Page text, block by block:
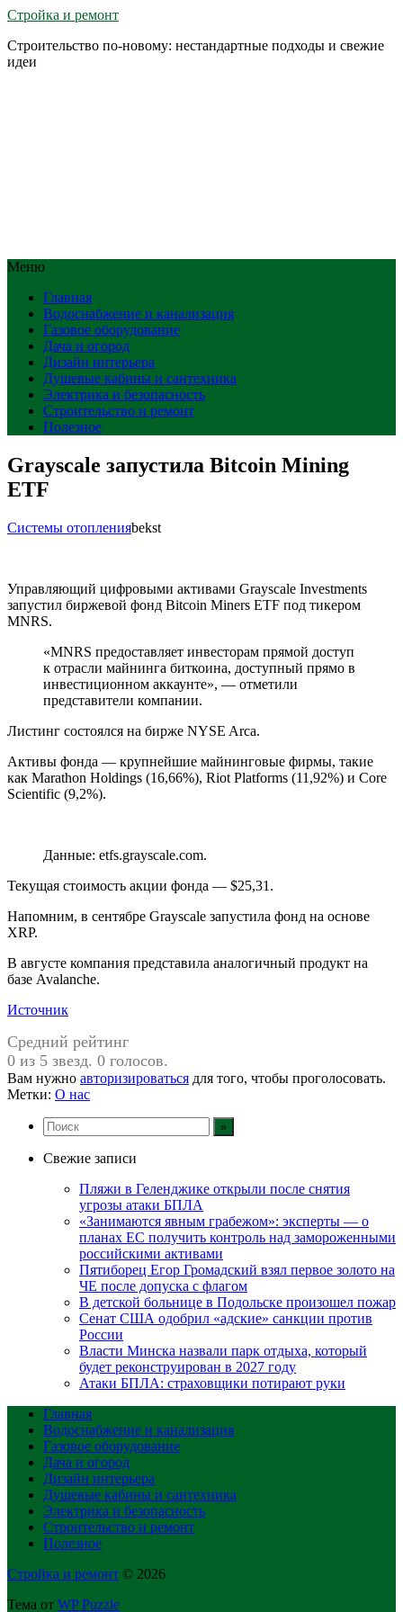
Стройка и ремонт
Строительство по-новому: нестандартные подходы и свежие
идеи
Меню
Главная
Водоснабжение и канализация
Газовое оборудование
Дача и огород
Дизайн интерьера
Душевые кабины и сантехника
Электрика и безопасность
Строительство и ремонт
Полезное
Grayscale запустила Bitcoin Mining
ETF
Системы отопленияbekst
Управляющий цифровыми активами Grayscale Investments
запустил биржевой фонд Bitcoin Miners ETF под тикером
MNRS.
«MNRS предоставляет инвесторам прямой доступ
к отрасли майнинга биткоина, доступный прямо в
инвестиционном аккаунте», — отметили
представители компании.
Листинг состоялся на бирже NYSE Arca.
Активы фонда — крупнейшие майнинговые фирмы, такие
как Marathon Holdings (16,66%), Riot Platforms (11,92%) и Core
Scientific (9,2%).
Данные: etfs.grayscale.com.
Текущая стоимость акции фонда — $25,31.
Напомним, в сентябре Grayscale запустила фонд на основе
XRP.
В августе компания представила аналогичный продукт на
базе Avalanche.
Источник
Средний рейтинг
0 из 5 звезд. 0 голосов.
Вам нужно авторизироваться для того, чтобы проголосовать.
Метки: О нас
Свежие записи
Пляжи в Геленджике открыли после снятия
угрозы атаки БПЛА
«Занимаются явным грабежом»: эксперты — о
планах ЕС получить контроль над замороженными
российскими активами
Пятиборец Егор Громадский взял первое золото на
ЧЕ после допуска с флагом
В детской больнице в Подольске произошел пожар
Сенат США одобрил «адские» санкции против
России
Власти Минска назвали парк отдыха, который
будет реконструирован в 2027 году
Атаки БПЛА: страховщики потирают руки
Главная
Водоснабжение и канализация
Газовое оборудование
Дача и огород
Дизайн интерьера
Душевые кабины и сантехника
Электрика и безопасность
Строительство и ремонт
Полезное
Стройка и ремонт © 2026
Тема от WP Puzzle